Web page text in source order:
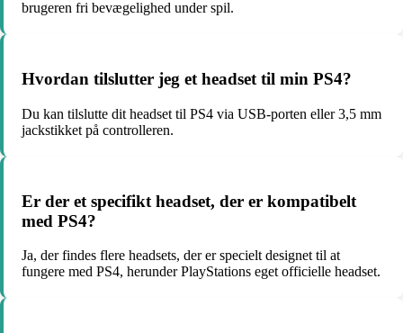
brugeren fri bevægelighed under spil.
Hvordan tilslutter jeg et headset til min PS4?
Du kan tilslutte dit headset til PS4 via USB-porten eller 3,5 mm
jackstikket på controlleren.
Er der et specifikt headset, der er kompatibelt
med PS4?
Ja, der findes flere headsets, der er specielt designet til at
fungere med PS4, herunder PlayStations eget officielle headset.